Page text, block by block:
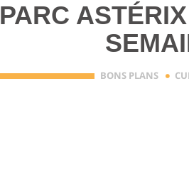
PARC
BONS PLANS ·